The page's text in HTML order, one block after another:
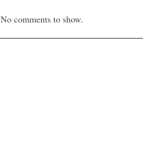
No comments to show.